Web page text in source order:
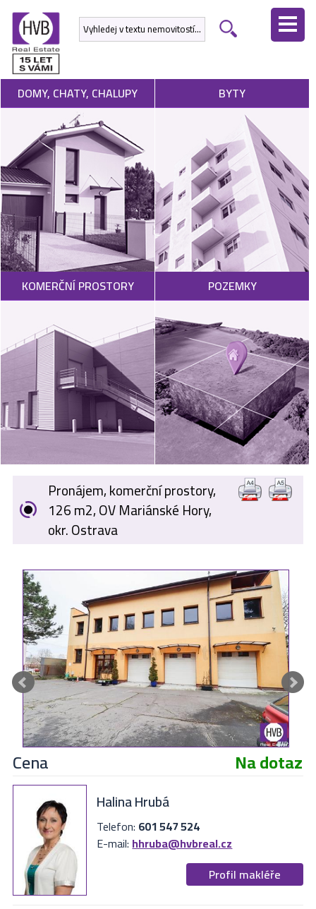
DOMY, CHATY, CHALUPY BYTY
KOMERČNÍ PROSTORY POZEMKY
ÚVODNÍ
STRÁNKA
NEMOVITOSTI
DEVELOPERSKÉ
PROJEKTY
SLUŽBY
NABÍDNOUT
NEMOVITOST
POPTAT
NEMOVITOST
VÝKUP
NEMOVITOSTÍ
SPONZORUJEME
NÁŠ ČASOPIS
KARIÉRA
KONTAKT
O NÁS
Pronájem, komerční prostory,
126 m2, OV Mariánské Hory,
okr. Ostrava
Cena Na dotaz
Halina Hrubá
Telefon: 601 547 524
E-mail:hhruba@hvbreal.cz
Profil makléře